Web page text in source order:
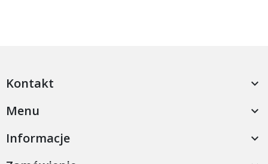
Kontakt 
Menu 
Informacje 